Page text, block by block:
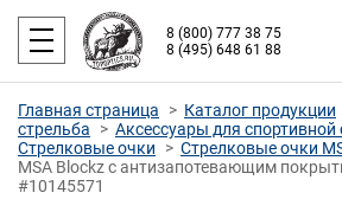
8 (800) 777 38 75
8 (495) 648 61 88
Главная страница Каталог продукции
стрельба
Аксессуары для спортивной
Стрелковые очки
Стрелковые очки
MSA Blockz с антизапотевающим
#10145571